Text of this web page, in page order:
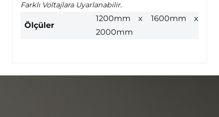
Farklı Voltajlara Uyarlanabilir.
Ölçüler
1200mm x 1600mm x
2000mm